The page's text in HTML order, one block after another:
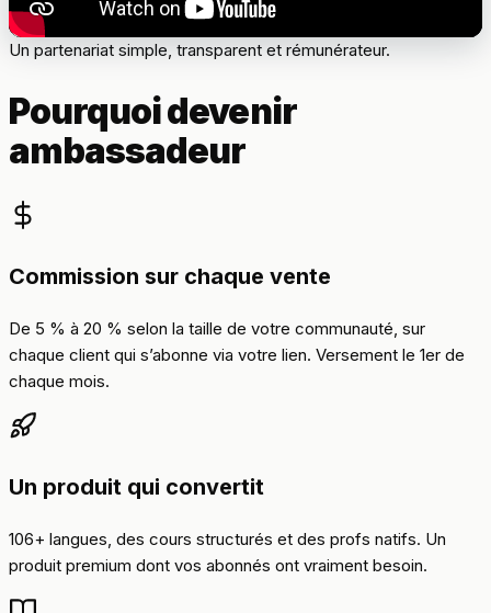
Un partenariat simple, transparent et rémunérateur.
Pourquoi devenir
ambassadeur
Commission sur chaque vente
De 5 % à 20 % selon la taille de votre communauté, sur
chaque client qui s’abonne via votre lien. Versement le 1er de
chaque mois.
Un produit qui convertit
106+ langues, des cours structurés et des profs natifs. Un
produit premium dont vos abonnés ont vraiment besoin.